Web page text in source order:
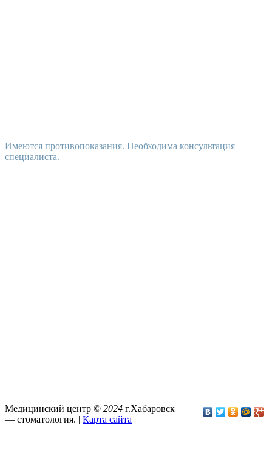
Имеются противопоказания. Необходима консультация
специалиста.
Медицинский центр © 2024 г.Хабаровск |
— стоматология. | Карта сайта